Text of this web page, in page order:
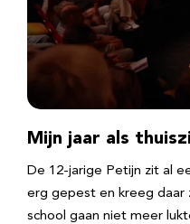
Mijn jaar als
De 12-jarige Petijn zit al
erg gepest en kreeg daar
school gaan niet meer